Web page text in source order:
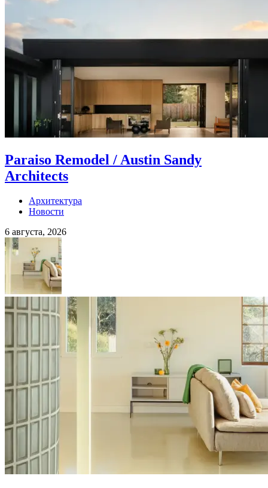
Paraiso Remodel / Austin Sandy
Architects
Архитектура
Новости
6 августа, 2026